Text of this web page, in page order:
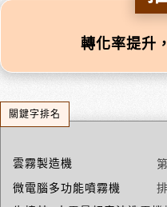
轉化率提升
關鍵字排名
雲霧製造機 第
微電腦多功能噴霧機